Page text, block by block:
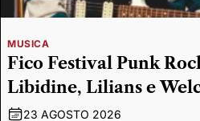
MUSICA
Fico Festival Punk
Libidine, Lilians e
23 AGOSTO 2026